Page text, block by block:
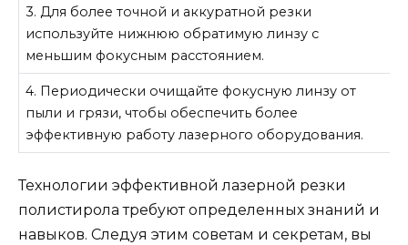
3. Для более точной и аккуратной резки
используйте нижнюю обратимую линзу с
меньшим фокусным расстоянием.
4. Периодически очищайте фокусную линзу от
пыли и грязи, чтобы обеспечить более
эффективную работу лазерного оборудования.
Технологии эффективной лазерной резки
полистирола требуют определенных знаний и
навыков. Следуя этим советам и секретам, вы